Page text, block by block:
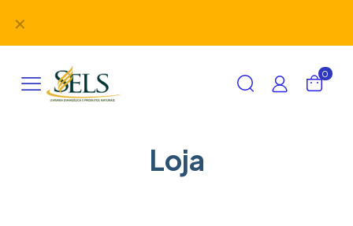
✕
0
Loja